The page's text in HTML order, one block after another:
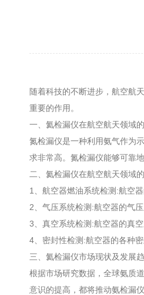
随着科技的不断进步，航空航
重要的作用。
一、氦检漏仪在航空航天领域的
氮检漏仪是一种利用氨气作为
求非常高。氮检漏仪能够可靠
二、氦检漏仪在航空航天领域
1、航空器燃油系统检测:航空
2、气压系统检测:航空器的气
3、真空系统检测:航空器的真
4、密封性检测:航空器的各种
三、氦检漏仪市场现状及发展
根据市场研究数据，全球氨质
意识的提高，都将推动氨检漏